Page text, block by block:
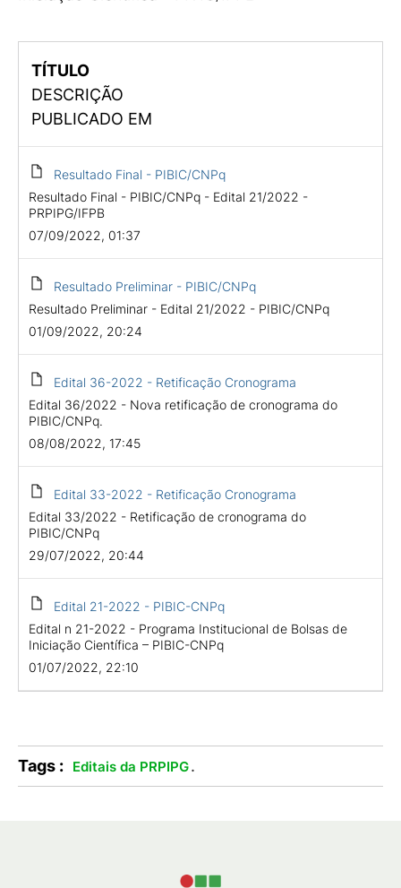
TÍTULO
DESCRIÇÃO
PUBLICADO EM
Resultado Final - PIBIC/CNPq
Resultado Final - PIBIC/CNPq - Edital 21/2022 -
PRPIPG/IFPB
07/09/2022, 01:37
Resultado Preliminar - PIBIC/CNPq
Resultado Preliminar - Edital 21/2022 - PIBIC/CNPq
01/09/2022, 20:24
Edital 36-2022 - Retificação Cronograma
Edital 36/2022 - Nova retificação de cronograma do
PIBIC/CNPq.
08/08/2022, 17:45
Edital 33-2022 - Retificação Cronograma
Edital 33/2022 - Retificação de cronograma do
PIBIC/CNPq
29/07/2022, 20:44
Edital 21-2022 - PIBIC-CNPq
Edital n 21-2022 - Programa Institucional de Bolsas de
Iniciação Científica – PIBIC-CNPq
01/07/2022, 22:10
Tags : Editais da PRPIPG.